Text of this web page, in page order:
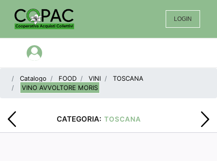
LOGIN
Open menu
Catalogo FOOD VINI
TOSCANA
VINO AVVOLTORE MORIS
CATEGORIA: TOSCANA